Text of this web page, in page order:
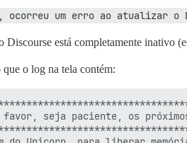
ocorreu um erro ao atualizar
Discourse está completamente inativo
o log na tela contém:
seja paciente, os próximos